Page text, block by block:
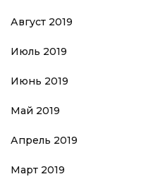
Август 2019
Июль 2019
Июнь 2019
Май 2019
Апрель 2019
Март 2019